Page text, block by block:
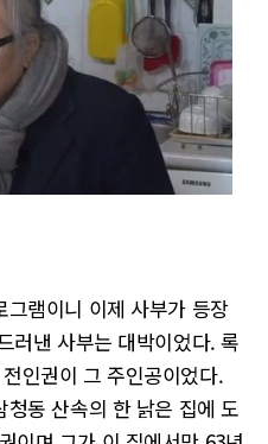
램이니 이제 사부가 등장
러낸 사부는 대박이었다. 록
인권이 그 주인공이었다.
동 산속의 한 낡은 집에 도